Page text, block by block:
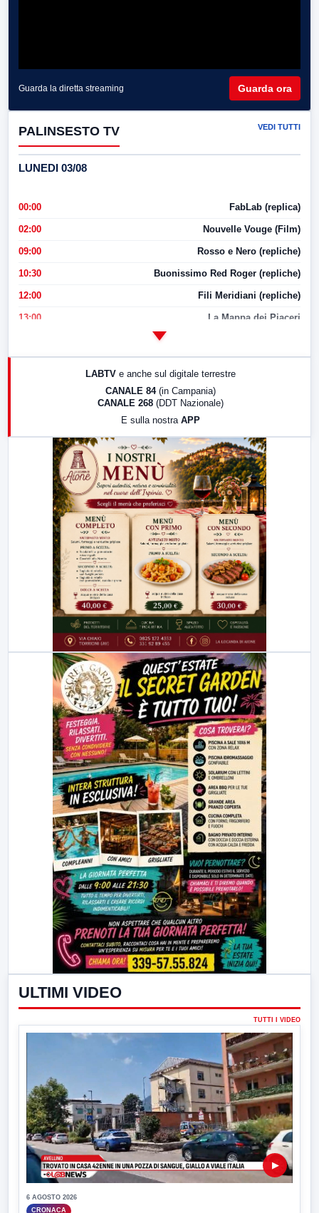
Guarda la diretta streaming Guarda ora
PALINSESTO TV VEDI TUTTI
LUNEDI 03/08
00:00 FabLab (replica)
02:00 Nouvelle Vouge (Film)
09:00 Rosso e Nero (repliche)
10:30 Buonissimo Red Roger (repliche)
12:00 Fili Meridiani (repliche)
13:00 La Mappa dei Piaceri
LabNews (replica)
LABTV e anche sul digitale terrestre
CANALE 84 (in Campania)
CANALE 268 (DDT Nazionale)
E sulla nostra APP
ULTIMI VIDEO
TUTTI I VIDEO
▶
6 AGOSTO 2026
CRONACA